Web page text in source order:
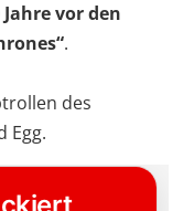
vor den
.
des
Egg.